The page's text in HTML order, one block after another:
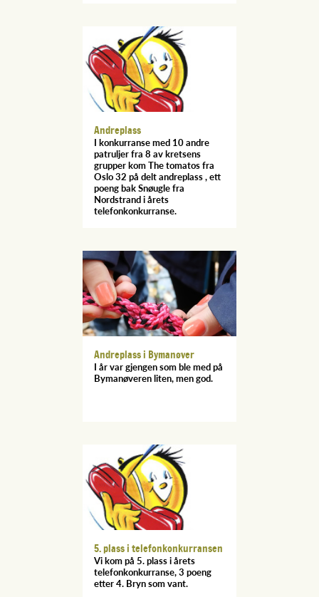
Andreplass
I konkurranse med 10 andre
patruljer fra 8 av kretsens
grupper kom The tomatos fra
Oslo 32 på delt andreplass , ett
poeng bak Snøugle fra
Nordstrand i årets
telefonkonkurranse.
Andreplass i Bymanøver
I år var gjengen som ble med på
Bymanøveren liten, men god.
5. plass i telefonkonkurransen
Vi kom på 5. plass i årets
telefonkonkurranse, 3 poeng
etter 4. Bryn som vant.